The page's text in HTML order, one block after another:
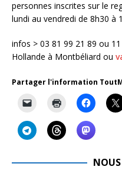
personnes inscrites sur le
lundi au vendredi de 8h30 à
infos > 03 81 99 21 89 ou
Hollande à Montbéliard ou
Partager l'information